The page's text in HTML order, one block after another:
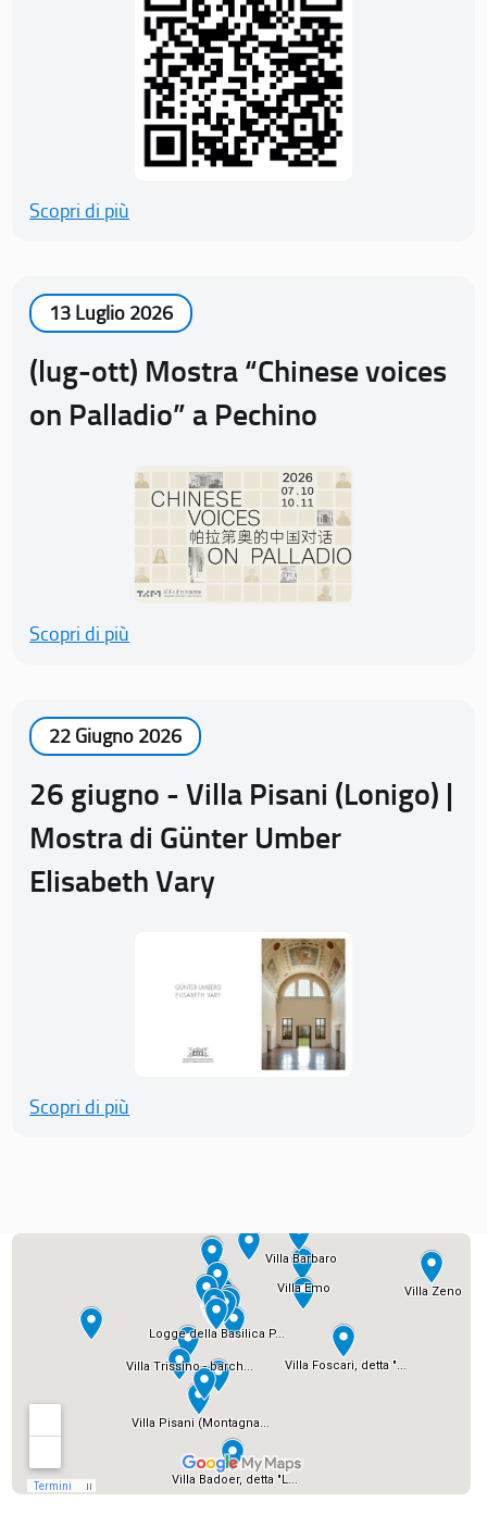
Scopri di più
13 Luglio 2026
(lug-ott) Mostra “Chinese voices
on Palladio” a Pechino
Scopri di più
22 Giugno 2026
26 giugno - Villa Pisani (Lonigo) |
Mostra di Günter Umber
Elisabeth Vary
Scopri di più